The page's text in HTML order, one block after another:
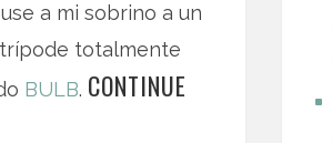
a mi sobrino a un
totalmente
BULB. CONTINUE